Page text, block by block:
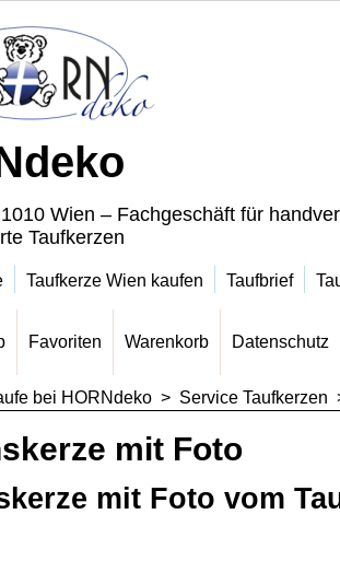
Wien – Fachgeschäft für
Taufkerzen
Taufkerze Wien kaufen Taufbrief
Favoriten Warenkorb Datenschutz
bei HORNdeko > Service Taufkerzen
mit Foto
mit Foto vom